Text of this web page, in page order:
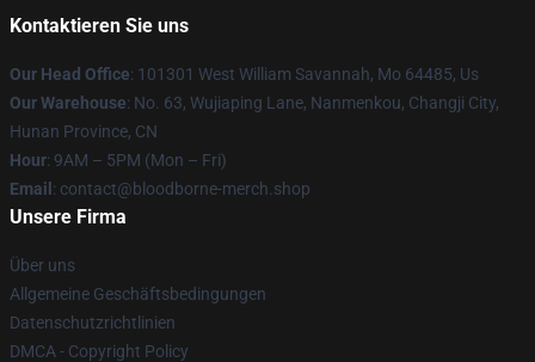
Kontaktieren Sie uns
Our Head Office: 101301 West William Savannah, Mo 64485, Us
Our Warehouse: No. 63, Wujiaping Lane, Nanmenkou, Changji City,
Hunan Province, CN
Hour: 9AM – 5PM (Mon – Fri)
Email : contact@bloodborne-merch.shop
Unsere Firma
Über uns
Allgemeine Geschäftsbedingungen
Datenschutzrichtlinien
DMCA - Copyright Policy